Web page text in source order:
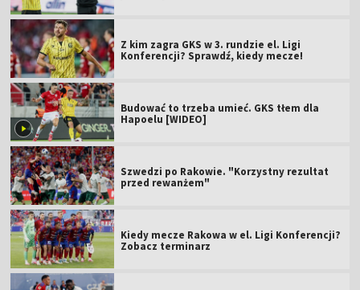
Z kim zagra GKS w 3. rundzie el. Ligi
Konferencji? Sprawdź, kiedy mecze!
Budować to trzeba umieć. GKS tłem dla
Hapoelu [WIDEO]
Szwedzi po Rakowie. "Korzystny rezultat
przed rewanżem"
Kiedy mecze Rakowa w el. Ligi Konferencji?
Zobacz terminarz